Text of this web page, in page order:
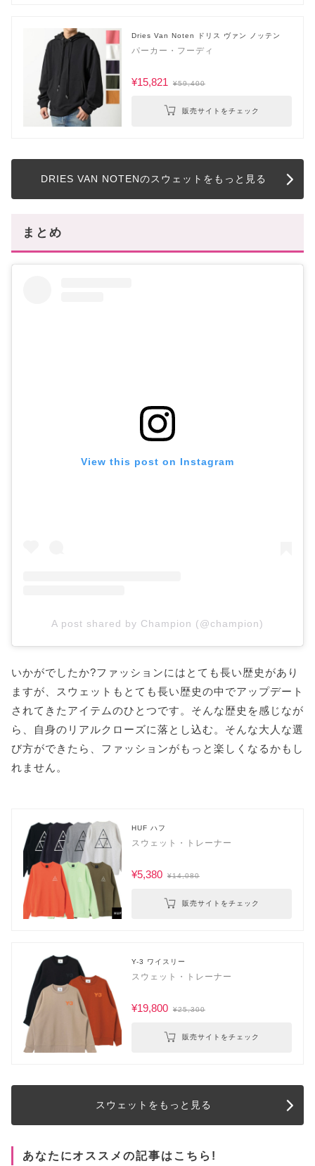
Dries Van Noten ドリス ヴァン ノッテン
パーカー・フーディ
¥15,821 ¥59,400
販売サイトをチェック
DRIES VAN NOTENのスウェットをもっと見る
まとめ
View this post on Instagram
A post shared by Champion (@champion)
いかがでしたか?ファッションにはとても長い歴史があり
ますが、スウェットもとても長い歴史の中でアップデート
されてきたアイテムのひとつです。そんな歴史を感じなが
ら、自身のリアルクローズに落とし込む。そんな大人な選
び方ができたら、ファッションがもっと楽しくなるかもし
れません。
HUF ハフ
スウェット・トレーナー
¥5,380 ¥14,080
販売サイトをチェック
Y-3 ワイスリー
スウェット・トレーナー
¥19,800 ¥25,300
販売サイトをチェック
スウェットをもっと見る
あなたにオススメの記事はこちら!